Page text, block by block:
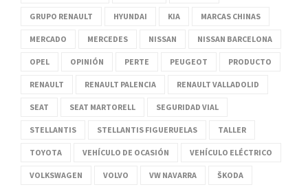
GRUPO RENAULT HYUNDAI KIA MARCAS CHINAS
MERCADO MERCEDES NISSAN NISSAN BARCELONA
OPEL OPINIÓN PERTE PEUGEOT PRODUCTO
RENAULT RENAULT PALENCIA RENAULT VALLADOLID
SEAT SEAT MARTORELL SEGURIDAD VIAL
STELLANTIS STELLANTIS FIGUERUELAS TALLER
TOYOTA VEHÍCULO DE OCASIÓN VEHÍCULO ELÉCTRICO
VOLKSWAGEN VOLVO VW NAVARRA ŠKODA